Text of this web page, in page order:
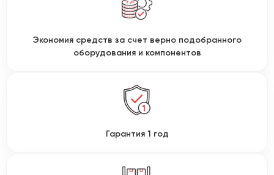
Экономия средств за счет верно подобранного
оборудования и компонентов
Гарантия 1 год